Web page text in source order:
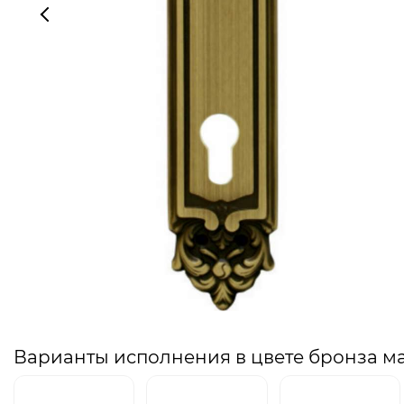
Варианты исполнения в цвете бронза